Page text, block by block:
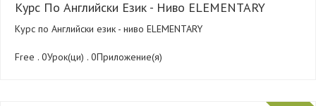
Курс По Английски Език - Ниво ELEMENTARY
Курс по Английски език - ниво ELEMENTARY
Free . 0Урок(ци) . 0Приложение(я)